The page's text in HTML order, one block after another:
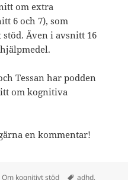
om extra
6 och 7), som
Även i avsnitt 16
Tessan har podden
om kognitiva
en kommentar!
Om kognitivt stöd Taggar
adhd,